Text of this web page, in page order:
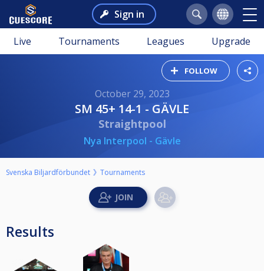
Sign in
Live Tournaments Leagues Upgrade
FOLLOW
October 29, 2023
SM 45+ 14-1 - GÄVLE
Straightpool
Nya Interpool - Gävle
Svenska Biljardförbundet Tournaments
Results